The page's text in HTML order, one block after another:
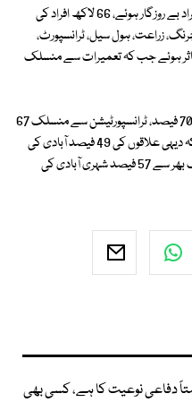
افراد کے روزگار متاثر ہوئے اور 2 کروڑ 6 لاکھ افراد بے روزگار ہوئے، 66 لاکھ افراد کی
زراعت، ہول سیل، ٹرانسپورٹ،
ہوئے جب کہ تعمیرات سے منسلک
ادارہ شماریات کے مطابق مینوفیکچرنگ سے 70 فیصد، ٹرانسپورٹیشن سے منسلک 67
فیصد افراد کورونا وائرس سے متاثر ہوئے جب کہ دیہی علاقوں کی 49 فیصد آبادی کی
آمدنی میں کمی ہوئی ہے، اس کے علاوہ ملک بھر سے 57 فیصد شہری آبادی کی
دفاعی نوعیت کا ہے، کسی بھی